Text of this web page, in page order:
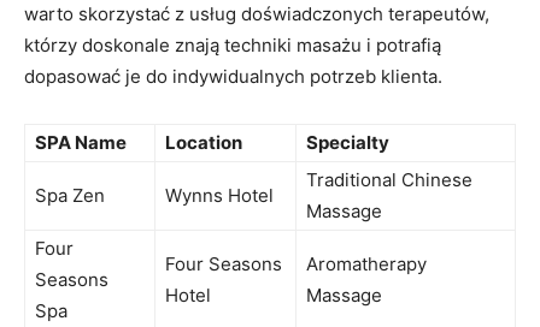
warto skorzystać z‍ usług doświadczonych terapeutów,
którzy doskonale⁢ znają techniki masażu i potrafią
dopasować je do indywidualnych potrzeb ‍klienta.
SPA Name Location Specialty
Spa Zen Wynns Hotel
Traditional Chinese
Massage
Four
Seasons
⁤Spa
Four Seasons
Hotel
Aromatherapy
Massage